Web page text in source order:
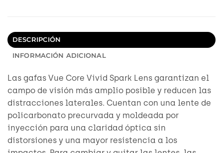
DESCRIPCIÓN
INFORMACIÓN ADICIONAL
Las gafas Vue Core Vivid Spark Lens garantizan el
campo de visión más amplio posible y reducen las
distracciones laterales. Cuentan con una lente de
policarbonato precurvada y moldeada por
inyección para una claridad óptica sin
distorsiones y una mayor resistencia a los